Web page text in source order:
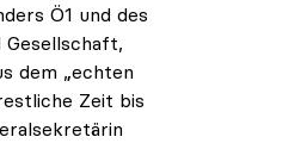
Ö1 und des
dem „echten
Zeit bis